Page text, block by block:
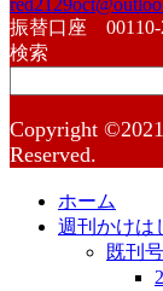
振替口座 00110-
検索
Copyright
Reserved.
ホーム
週刊かけは
既刊